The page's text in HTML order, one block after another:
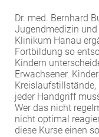
Dr. med. Bernhard
Jugendmedizin
Klinikum Hanau
Fortbildung so
Kindern
Erwachsener.
Kreislaufstillstände,
jeder Handgriff
Wer das nicht
nicht optimal
diese Kurse einen